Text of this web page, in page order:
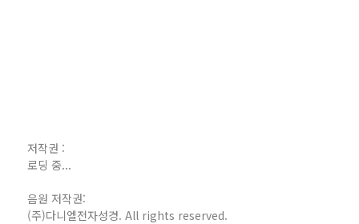
저작권 :
로딩 중...
음원 저작권:
(주)다니엘전자성경. All rights reserved.